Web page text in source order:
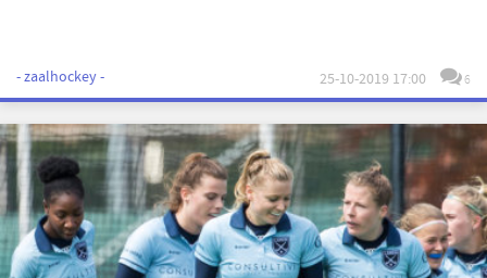
- zaalhockey - 25-10-2019 17:00 6